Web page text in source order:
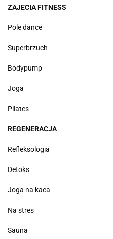
ZAJECIA FITNESS
Pole dance
Superbrzuch
Bodypump
Joga
Pilates
REGENERACJA
Refleksologia
Detoks
Joga na kaca
Na stres
Sauna